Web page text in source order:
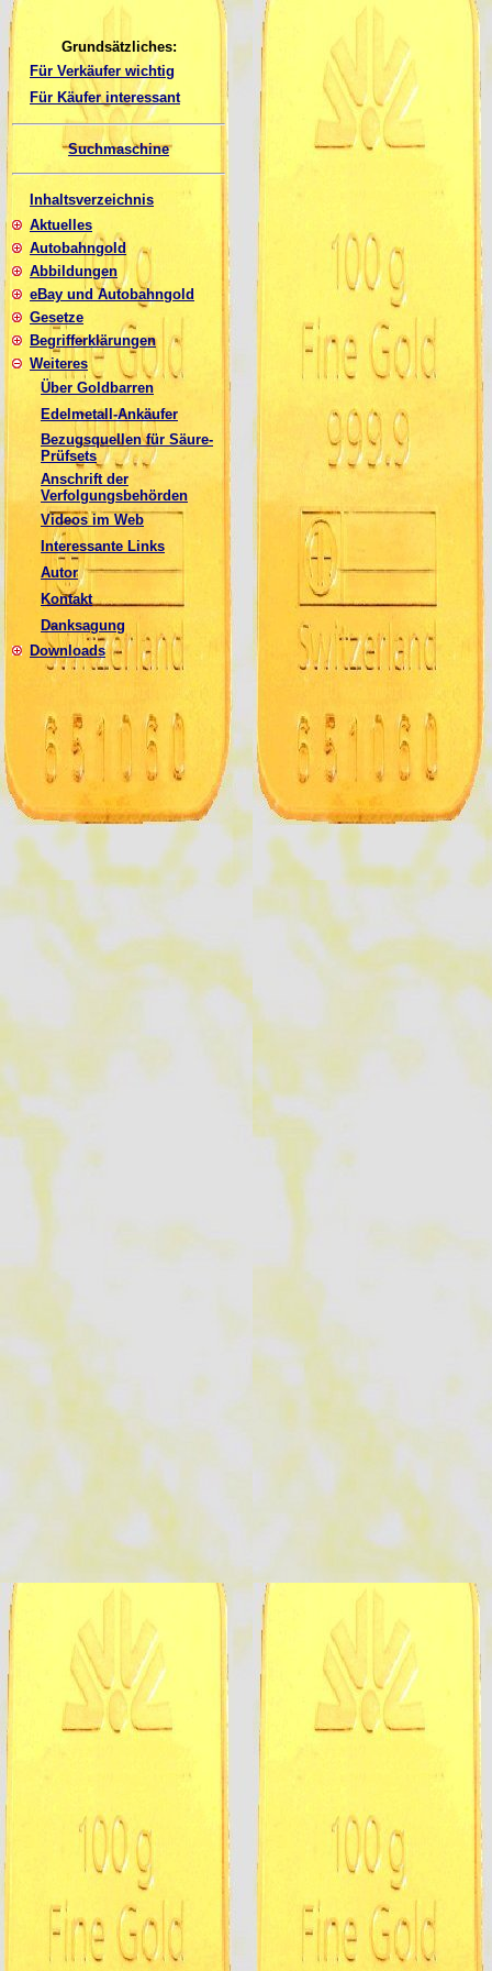
Grundsätzliches:
Für Verkäufer wichtig
Für Käufer interessant
Suchmaschine
Inhaltsverzeichnis
Aktuelles
Autobahngold
Abbildungen
eBay und Autobahngold
Gesetze
Begrifferklärungen
Weiteres
Über Goldbarren
Edelmetall-Ankäufer
Bezugsquellen für Säure-
Prüfsets
Anschrift der
Verfolgungsbehörden
Videos im Web
Interessante Links
Autor
Kontakt
Danksagung
Downloads